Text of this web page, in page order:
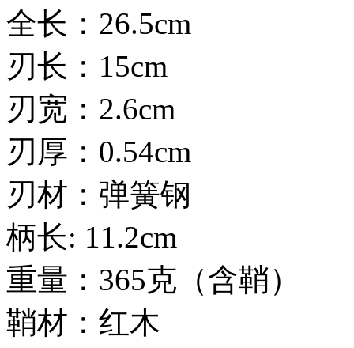
全长：26.5cm
刃长：15cm
刃宽：2.6cm
刃厚：0.54cm
刃材：弹簧钢
柄长: 11.2cm
重量：365克（含鞘）
鞘材：红木